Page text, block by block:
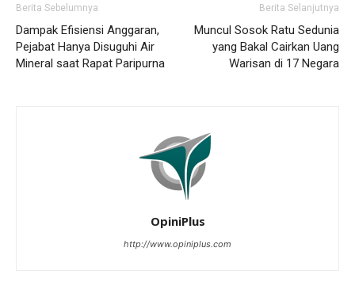
Berita Sebelumnya
Dampak Efisiensi Anggaran,
Pejabat Hanya Disuguhi Air
Mineral saat Rapat Paripurna
Berita Selanjutnya
Muncul Sosok Ratu Sedunia
yang Bakal Cairkan Uang
Warisan di 17 Negara
OpiniPlus
http://www.opiniplus.com